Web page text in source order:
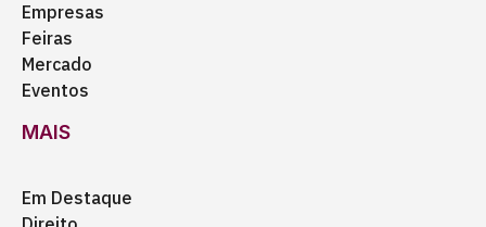
Empresas
Feiras
Mercado
Eventos
MAIS
Em Destaque